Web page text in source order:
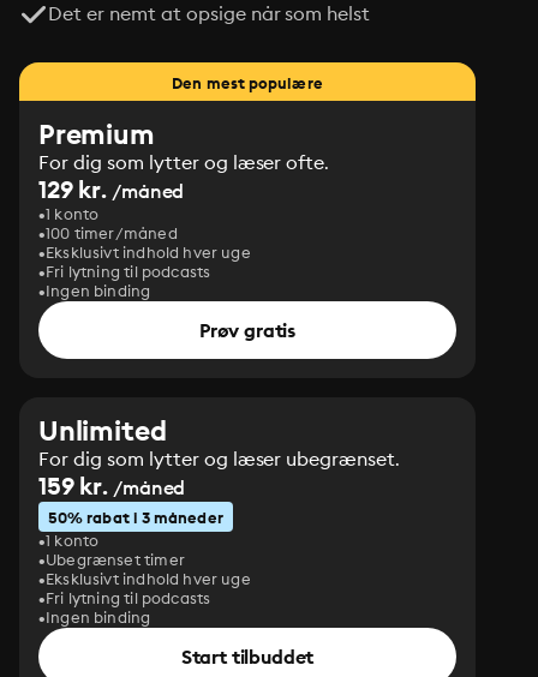
Det er nemt at opsige når som helst
Den mest populære
Premium
For dig som lytter og læser ofte.
129 kr. /måned
1 konto
100 timer/måned
Eksklusivt indhold hver uge
Fri lytning til podcasts
Ingen binding
Prøv gratis
Unlimited
For dig som lytter og læser ubegrænset.
159 kr. /måned
50% rabat i 3 måneder
1 konto
Ubegrænset timer
Eksklusivt indhold hver uge
Fri lytning til podcasts
Ingen binding
Start tilbuddet